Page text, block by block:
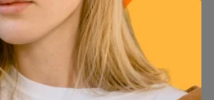
на экране будут скрыты.